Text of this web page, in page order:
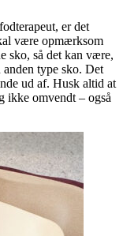
er det
være opmærksom
sko, så det kan være,
type sko. Det
ud af. Husk altid at
ikke omvendt – også